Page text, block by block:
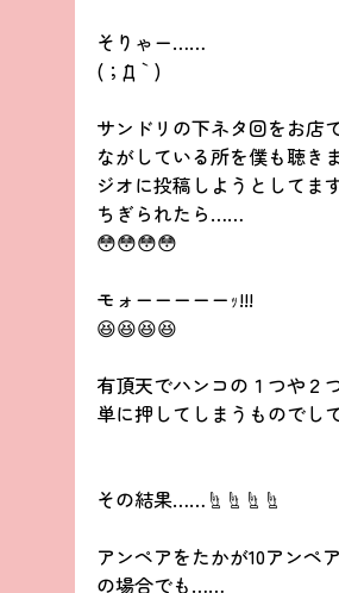
そりゃー……
(；´Д｀)
サンドリの下ネタ回をお店
ながしている所を僕も聴き
ジオに投稿しようとしてま
ちぎられたら……
😳😳😳😳
モォーーーーーｯ!!!
😆😆😆😆
有頂天でハンコの１つや２
単に押してしまうものでして
その結果……☝☝☝☝
アンペアをたかが10アンペ
の場合でも……